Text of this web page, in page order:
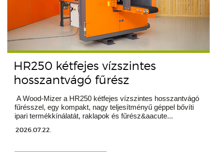
HR250 kétfejes vízszintes
hosszantvágó fűrész
A Wood-Mizer a HR250 kétfejes vízszintes hosszantvágó
fűrésszel, egy kompakt, nagy teljesítményű géppel bővíti
ipari termékkínálatát, raklapok és fűrész&aacute...
2026.07.22.